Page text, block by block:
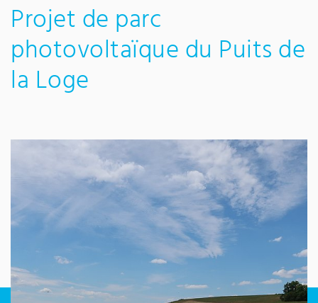
Projet de parc
photovoltaïque du Puits de
la Loge